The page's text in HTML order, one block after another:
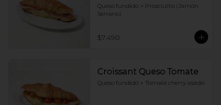
Queso fundido + Prosciutto (Jamón
Serrano)
$7.490
Croissant Queso Tomate
Queso fundido + Tomate cherry asado